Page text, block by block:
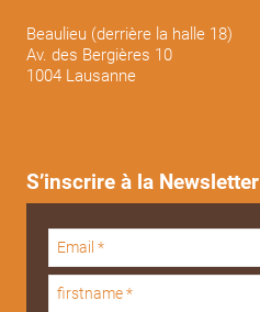
Beaulieu (derrière la halle 18)
Av. des Bergières 10
1004 Lausanne
S’inscrire à la Newsletter